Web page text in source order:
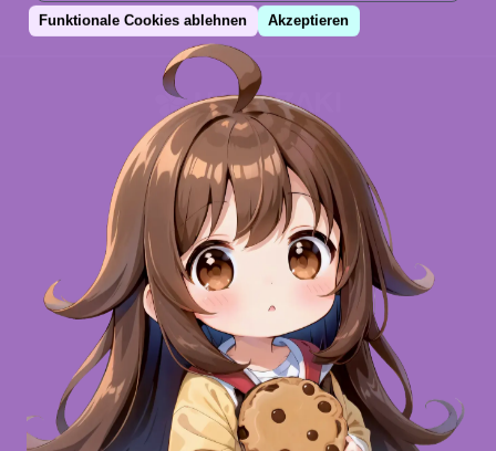
INFORMATIONSPOOL
Quellen
Namensnennungen
Danksagungen
WEITERES
Über mich
Über Lina
Was ist Hanazaki?
Funktionale Cookies ablehnen Akzeptieren